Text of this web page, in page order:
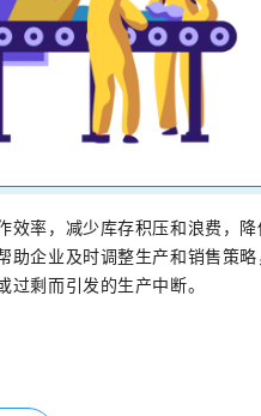
效率，减少库存积压和浪费，
助企业及时调整生产和销售策
剩而引发的生产中断。